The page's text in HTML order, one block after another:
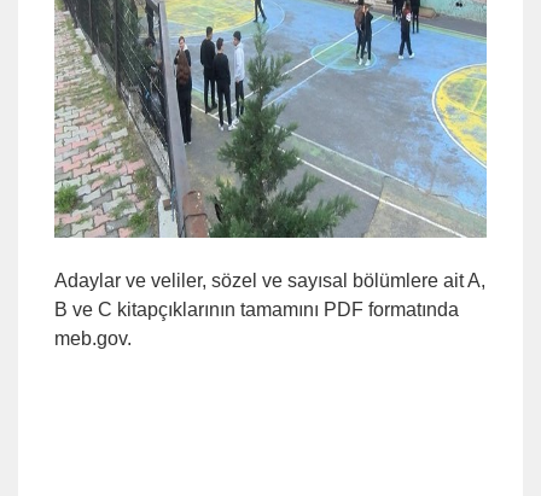
Adaylar ve veliler, sözel ve sayısal bölümlere ait A,
B ve C kitapçıklarının tamamını PDF formatında
meb.gov.